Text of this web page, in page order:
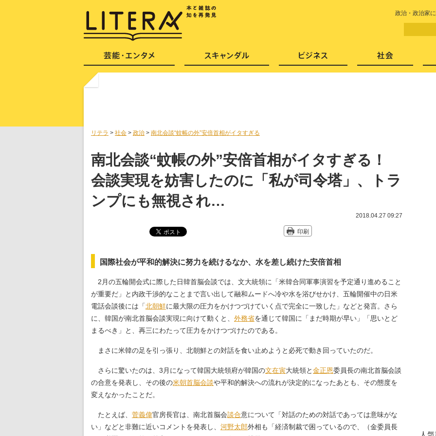
政治・政治家
リテラ > 社会 > 政治 > 南北会談“蚊帳の外”安倍首相がイタすぎる
南北会談“蚊帳の外”安倍首相がイタすぎる！
会談実現を妨害したのに「私が司令塔」、トラ
ンプにも無視され…
2018.04.27 09:27
印刷
国際社会が平和的解決に努力を続けるなか、水を差し続けた安倍首相
2月の五輪開会式に際した日韓首脳会談では、文大統領に「米韓合同軍事演習を予定通り進めること
が重要だ」と内政干渉的なことまで言い出して融和ムードへ冷や水を浴びせかけ、五輪開催中の日米
電話会談後には「北朝鮮に最大限の圧力をかけつづけていく点で完全に一致した」などと発言。さら
に、韓国が南北首脳会談実現に向けて動くと、 外務省を通じて韓国に「まだ時期が早い」「思いとど
まるべき」と、再三にわたって圧力をかけつづけたのである。
まさに米韓の足を引っ張り、北朝鮮との対話を食い止めようと必死で動き回っていたのだ。
さらに驚いたのは、3月になって韓国大統領府が韓国の文在寅大統領と金正恩委員長の南北首脳会談
の合意を発表し、その後の米朝首脳会談や平和的解決への流れが決定的になったあとも、その態度を
変えなかったことだ。
たとえば、 菅義偉官房長官は、南北首脳会談合意について「対話のための対話であっては意味がな
い」などと非難に近いコメントを発表し、 河野太郎外相も「経済制裁で困っているので、（金委員長
芸能・エンタメ スキャンダル